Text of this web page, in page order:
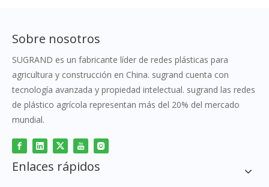
Sobre nosotros
SUGRAND es un fabricante líder de redes plásticas para
agricultura y construcción en China. sugrand cuenta con
tecnología avanzada y propiedad intelectual. sugrand las redes
de plástico agrícola representan más del 20% del mercado
mundial.
Enlaces rápidos